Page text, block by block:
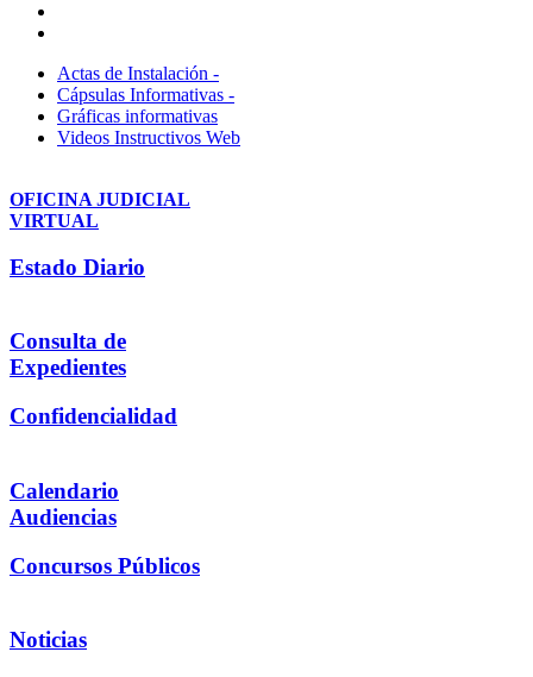
Actas de Instalación -
Cápsulas Informativas -
Gráficas informativas
Videos Instructivos Web
OFICINA JUDICIAL
VIRTUAL
Estado Diario
Consulta de
Expedientes
Confidencialidad
Calendario
Audiencias
Concursos Públicos
Noticias